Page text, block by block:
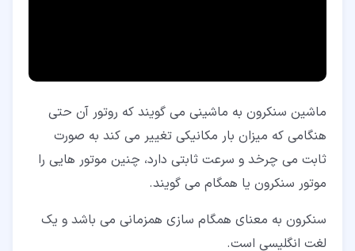
ماشین سنکرون به ماشینی می گویند که روتور آن حتی
هنگامی که میزان بار مکانیکی تغییر می کند به صورت
ثابت می چرخد و سرعت ثابتی دارد، چنین موتور هایی را
موتور سنکرون یا همگام می گویند.
سنکرون به معنای همگام سازی همزمانی می باشد و یک
لغت انگلیسی است.